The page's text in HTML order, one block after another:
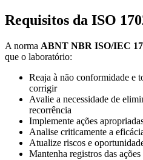
Requisitos da ISO
A norma ABNT NBR ISO/IEC
que o laboratório:
Reaja à não conformidade e
corrigir
Avalie a necessidade de
recorrência
Implemente ações
Analise criticamente a
Atualize riscos e
Mantenha registros das ações